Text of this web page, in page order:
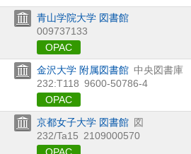
青山学院大学 図書館
009737133
OPAC
金沢大学 附属図書館 中央図書庫
232:T118 9600-50786-4
OPAC
京都女子大学 図書館 図
232/Ta15 2109000570